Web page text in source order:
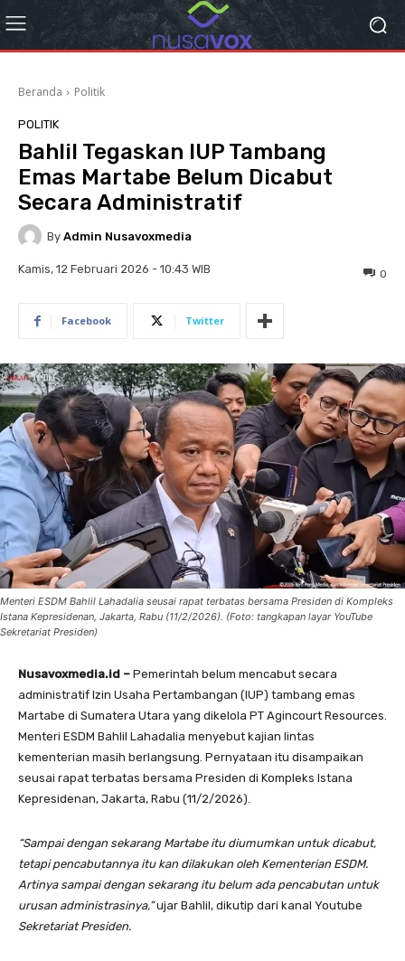
Beranda Politik
POLITIK
Bahlil Tegaskan IUP Tambang
Emas Martabe Belum Dicabut
Secara Administratif
By Admin Nusavoxmedia
Kamis, 12 Februari 2026 - 10:43 WIB 0
Facebook Twitter
Menteri ESDM Bahlil Lahadalia seusai rapat terbatas bersama Presiden di Kompleks
Istana Kepresidenan, Jakarta, Rabu (11/2/2026). (Foto: tangkapan layar YouTube
Sekretariat Presiden)
Nusavoxmedia.id – Pemerintah belum mencabut secara
administratif Izin Usaha Pertambangan (IUP) tambang emas
Martabe di Sumatera Utara yang dikelola PT Agincourt Resources.
Menteri ESDM Bahlil Lahadalia menyebut kajian lintas
kementerian masih berlangsung. Pernyataan itu disampaikan
seusai rapat terbatas bersama Presiden di Kompleks Istana
Kepresidenan, Jakarta, Rabu (11/2/2026).
“Sampai dengan sekarang Martabe itu diumumkan untuk dicabut,
tetapi pencabutannya itu kan dilakukan oleh Kementerian ESDM.
Artinya sampai dengan sekarang itu belum ada pencabutan untuk
urusan administrasinya,”ujar Bahlil, dikutip dari kanal Youtube
Sekretariat Presiden.